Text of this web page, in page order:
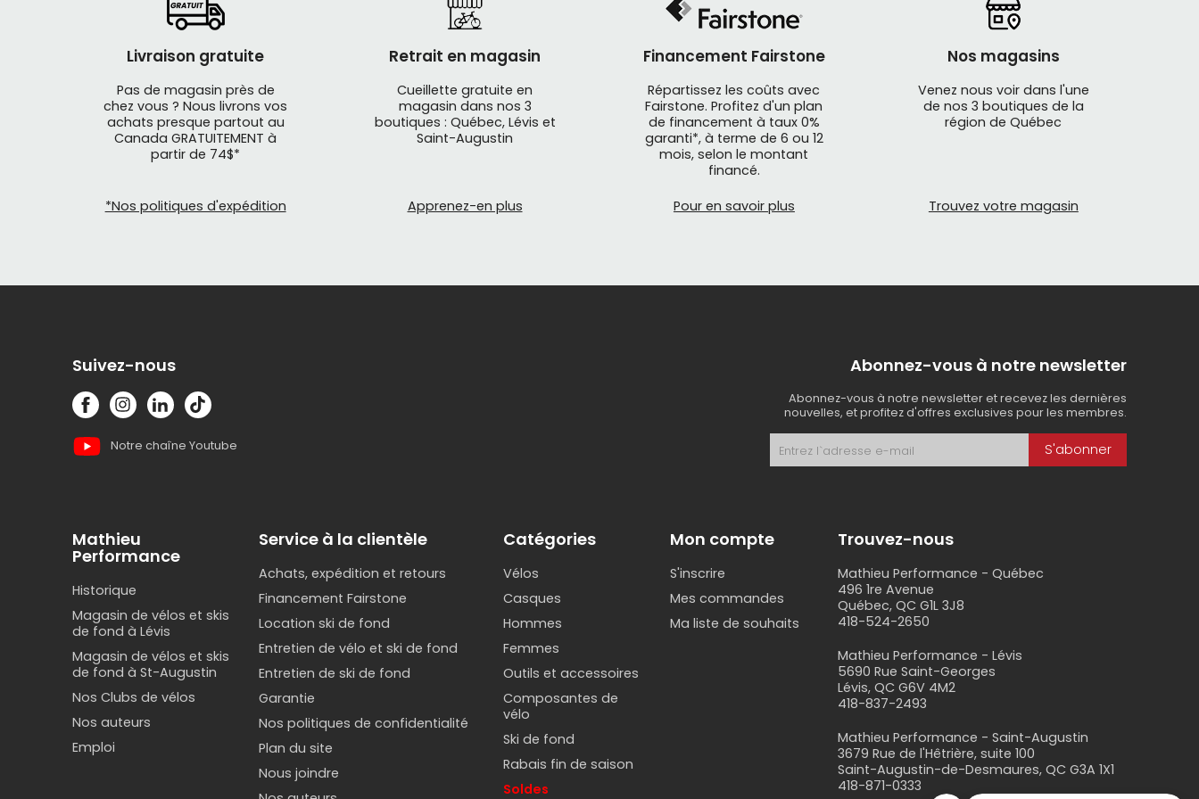
Livraison gratuite
Pas de magasin près de
chez vous ? Nous livrons vos
achats presque partout au
Canada GRATUITEMENT à
partir de 74$*
*Nos politiques d'expédition
Retrait en magasin
Cueillette gratuite en
magasin dans nos 3
boutiques : Québec, Lévis et
Saint-Augustin
Apprenez-en plus
Financement Fairstone
Répartissez les coûts avec
Fairstone. Profitez d'un plan
de financement à taux 0%
garanti*, à terme de 6 ou 12
mois, selon le montant
financé.
Pour en savoir plus
Nos magasins
Venez nous voir dans l'une
de nos 3 boutiques de la
région de Québec
Trouvez votre magasin
Suivez-nous
Notre chaîne Youtube
Abonnez-vous à notre newsletter
Abonnez-vous à notre newsletter et recevez les dernières
nouvelles, et profitez d'offres exclusives pour les membres.
S'abonner
Mathieu
Performance
Historique
Magasin de vélos et skis
de fond à Lévis
Magasin de vélos et skis
de fond à St-Augustin
Nos Clubs de vélos
Nos auteurs
Emploi
Service à la clientèle
Achats, expédition et retours
Financement Fairstone
Location ski de fond
Entretien de vélo et ski de fond
Entretien de ski de fond
Garantie
Nos politiques de confidentialité
Plan du site
Nous joindre
Catégories
Vélos
Casques
Hommes
Femmes
Outils et accessoires
Composantes de
vélo
Ski de fond
Rabais fin de saison
Soldes
Mon compte
S'inscrire
Mes commandes
Ma liste de souhaits
Trouvez-nous
Mathieu Performance - Québec
496 1re Avenue
Québec, QC G1L 3J8
418-524-2650
Mathieu Performance - Lévis
5690 Rue Saint-Georges
Lévis, QC G6V 4M2
418-837-2493
Mathieu Performance - Saint-Augustin
3679 Rue de l'Hêtrière, suite 100
Saint-Augustin-de-Desmaures, QC G3A 1X1
418-871-0333